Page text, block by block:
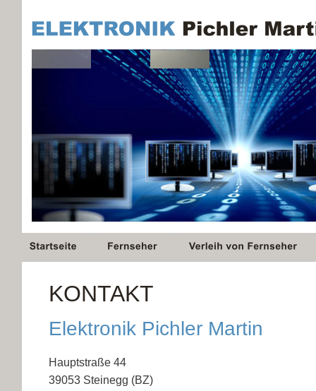
KONTAKT
Elektronik Pichler Martin
Hauptstraße 44
39053 Steinegg (BZ)